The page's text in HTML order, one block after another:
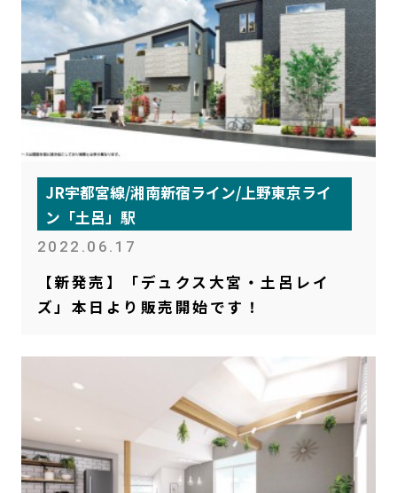
JR宇都宮線/湘南新宿ライン/上野東京ライ
ン「土呂」駅
2022.06.17
【新発売】「デュクス大宮・土呂レイ
ズ」本日より販売開始です！